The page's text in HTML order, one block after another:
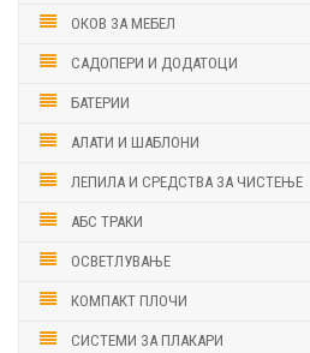
ОКОВ ЗА МЕБЕЛ
САДОПЕРИ И ДОДАТОЦИ
БАТЕРИИ
АЛАТИ И ШАБЛОНИ
ЛЕПИЛА И СРЕДСТВА ЗА ЧИСТЕЊЕ
АБС ТРАКИ
ОСВЕТЛУВАЊЕ
КОМПАКТ ПЛОЧИ
СИСТЕМИ ЗА ПЛАКАРИ